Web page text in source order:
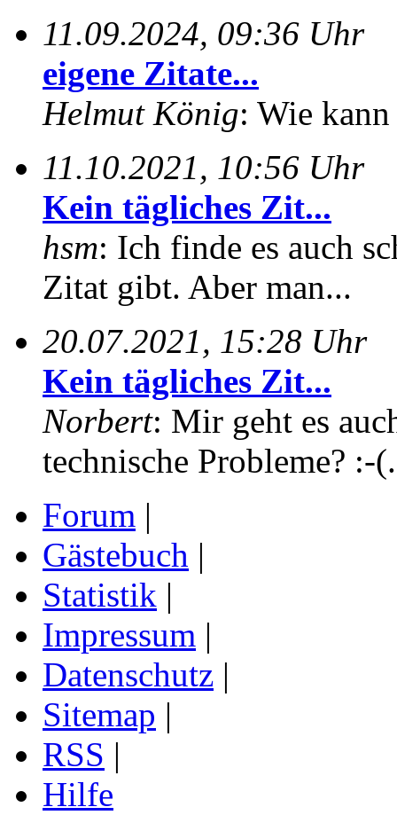
11.09.2024, 09:36 Uhr
eigene Zitate...
Helmut König: Wie
11.10.2021, 10:56 Uhr
Kein tägliches Zit...
hsm: Ich finde es auch
Zitat gibt. Aber man...
20.07.2021, 15:28 Uhr
Kein tägliches Zit...
Norbert: Mir geht es
technische Probleme? :-
Forum |
Gästebuch |
Statistik |
Impressum |
Datenschutz |
Sitemap |
RSS |
Hilfe